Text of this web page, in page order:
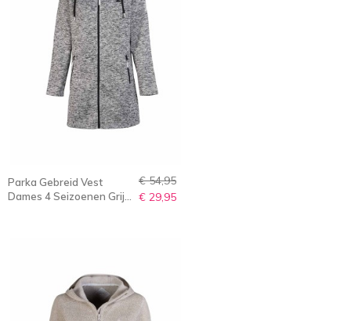
Parka Gebreid Vest
Dames 4 Seizoenen Grijs
€ 54,95
€ 29,95